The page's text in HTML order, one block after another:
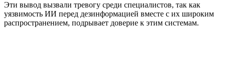
Эти вывод вызвали тревогу среди специалистов, так как
уязвимость ИИ перед дезинформацией вместе с их широким
распространением, подрывает доверие к этим системам.